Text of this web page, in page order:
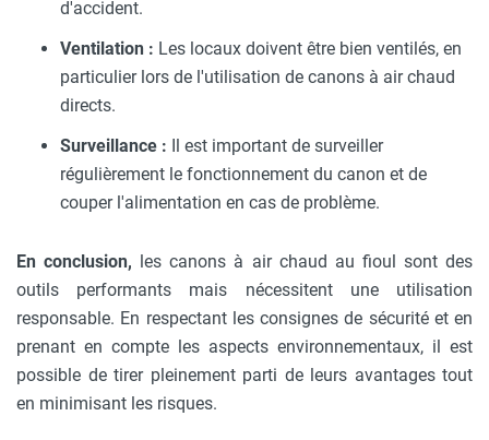
d'accident.
Ventilation : Les locaux doivent être bien ventilés, en
particulier lors de l'utilisation de canons à air chaud
directs.
Surveillance : Il est important de surveiller
régulièrement le fonctionnement du canon et de
couper l'alimentation en cas de problème.
En conclusion, les canons à air chaud au fioul sont des
outils performants mais nécessitent une utilisation
responsable. En respectant les consignes de sécurité et en
prenant en compte les aspects environnementaux, il est
possible de tirer pleinement parti de leurs avantages tout
en minimisant les risques.